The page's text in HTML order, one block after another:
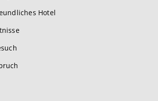
Hotel